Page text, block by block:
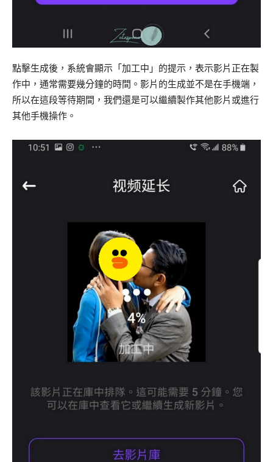
點擊生成後，系統會顯示「加工中」的提示，表示影片正在製
作中，通常需要幾分鐘的時間。影片的生成並不是在手機端，
所以在這段等待期間，我們還是可以繼續製作其他影片或進行
其他手機操作。